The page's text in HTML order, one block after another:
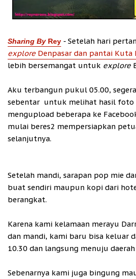
Sharing By Rey - Setelah hari
explore Denpasar dan pantai Kuta
lebih bersemangat untuk explore
Aku terbangun pukul 05.00,
sebentar untuk melihat hasil foto
mengupload beberapa ke
mulai beres2 mempersiapkan
selanjutnya.
Setelah mandi, sarapan pop mie
buat sendiri maupun kopi dari
berangkat.
Karena kami kelamaan merayu
dan mandi, kami baru bisa keluar
10.30 dan langsung menuju
Sebenarnya kami juga bingung